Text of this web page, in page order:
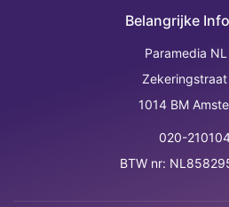
Belangrijke
Paramedia NL
Zekeringstraat
1014 BM
020-
BTW nr: